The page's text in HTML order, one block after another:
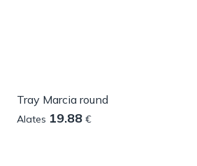
Tray Marcia round
Alates 19.88 €